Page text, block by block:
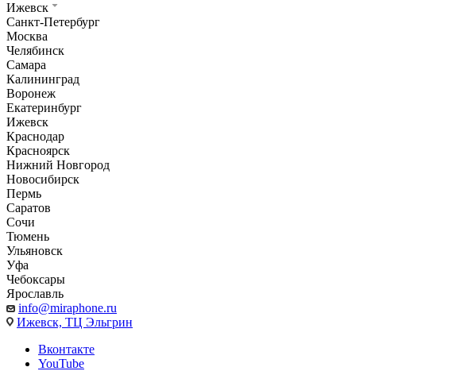
Ижевск
Санкт-Петербург
Москва
Челябинск
Самара
Калининград
Воронеж
Екатеринбург
Ижевск
Краснодар
Красноярск
Нижний Новгород
Новосибирск
Пермь
Саратов
Сочи
Тюмень
Ульяновск
Уфа
Чебоксары
Ярославль
info@miraphone.ru
Ижевск, ТЦ Эльгрин
Вконтакте
YouTube